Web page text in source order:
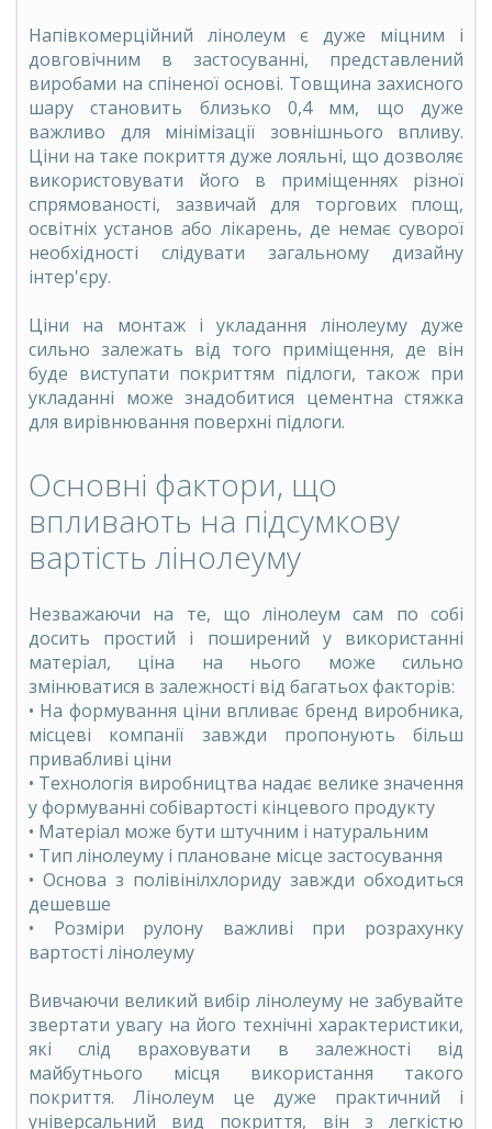
Напівкомерційний лінолеум є дуже міцним і
довговічним в застосуванні, представлений
виробами на спіненої основі. Товщина захисного
шару становить близько 0,4 мм, що дуже
важливо для мінімізації зовнішнього впливу.
Ціни на таке покриття дуже лояльні, що дозволяє
використовувати його в приміщеннях різної
спрямованості, зазвичай для торгових площ,
освітніх установ або лікарень, де немає суворої
необхідності слідувати загальному дизайну
інтер'єру.
Ціни на монтаж і укладання лінолеуму дуже
сильно залежать від того приміщення, де він
буде виступати покриттям підлоги, також при
укладанні може знадобитися цементна стяжка
для вирівнювання поверхні підлоги.
Основні фактори, що
впливають на підсумкову
вартість лінолеуму
Незважаючи на те, що лінолеум сам по собі
досить простий і поширений у використанні
матеріал, ціна на нього може сильно
змінюватися в залежності від багатьох факторів:
• На формування ціни впливає бренд виробника,
місцеві компанії завжди пропонують більш
привабливі ціни
• Технологія виробництва надає велике значення
у формуванні собівартості кінцевого продукту
• Матеріал може бути штучним і натуральним
• Тип лінолеуму і плановане місце застосування
• Основа з полівінілхлориду завжди обходиться
дешевше
• Розміри рулону важливі при розрахунку
вартості лінолеуму
Вивчаючи великий вибір лінолеуму не забувайте
звертати увагу на його технічні характеристики,
які слід враховувати в залежності від
майбутнього місця використання такого
покриття. Лінолеум це дуже практичний і
універсальний вид покриття, він з легкістю